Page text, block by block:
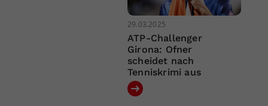
29.03.2025
ATP-Challenger
Girona: Ofner
scheidet nach
Tenniskrimi aus